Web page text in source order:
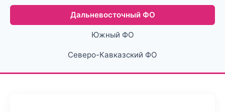
Дальневосточный ФО
Южный ФО
Северо-Кавказский ФО